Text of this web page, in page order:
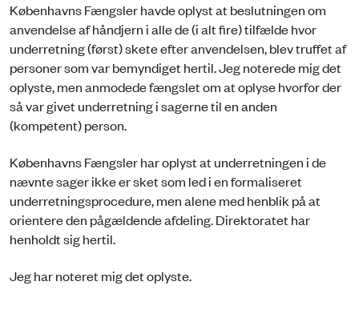
Københavns Fængsler havde oplyst at beslutningen om
anvendelse af håndjern i alle de (i alt fire) tilfælde hvor
underretning (først) skete efter anvendelsen, blev truffet af
personer som var bemyndiget hertil. Jeg noterede mig det
oplyste, men anmodede fængslet om at oplyse hvorfor der
så var givet underretning i sagerne til en anden
(kompetent) person.
Københavns Fængsler har oplyst at underretningen i de
nævnte sager ikke er sket som led i en formaliseret
underretningsprocedure, men alene med henblik på at
orientere den pågældende afdeling. Direktoratet har
henholdt sig hertil.
Jeg har noteret mig det oplyste.